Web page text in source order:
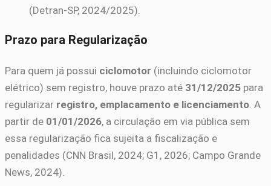
(Detran-SP, 2024/2025).
Prazo para Regularização
Para quem já possui ciclomotor (incluindo ciclomotor
elétrico) sem registro, houve prazo até 31/12/2025 para
regularizar registro, emplacamento e licenciamento. A
partir de 01/01/2026, a circulação em via pública sem
essa regularização fica sujeita a fiscalização e
penalidades (CNN Brasil, 2024; G1, 2026; Campo Grande
News, 2024).